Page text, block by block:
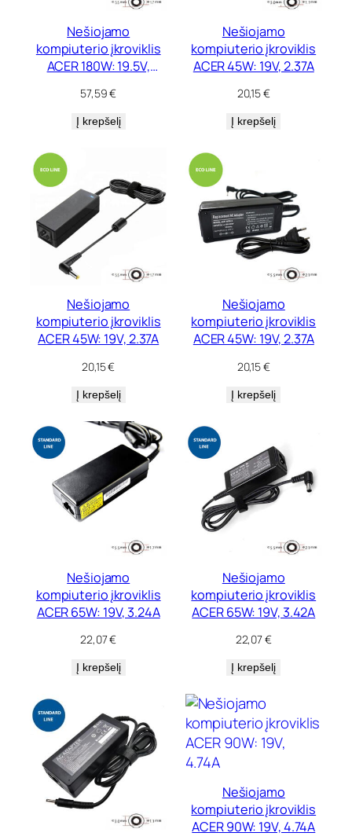
Nešiojamo
kompiuterio įkroviklis
ACER 180W: 19.5V,
57,59€
Į krepšelį
Nešiojamo
kompiuterio įkroviklis
ACER 45W: 19V, 2.37A
20,15€
Į krepšelį
Nešiojamo
kompiuterio įkroviklis
ACER 45W: 19V, 2.37A
20,15€
Į krepšelį
Nešiojamo
kompiuterio įkroviklis
ACER 45W: 19V, 2.37A
20,15€
Į krepšelį
Nešiojamo
kompiuterio įkroviklis
ACER 65W: 19V, 3.24A
22,07€
Į krepšelį
Nešiojamo
kompiuterio įkroviklis
ACER 65W: 19V, 3.42A
22,07€
Į krepšelį
Nešiojamo
kompiuterio įkroviklis
ACER 90W: 19V, 4.74A